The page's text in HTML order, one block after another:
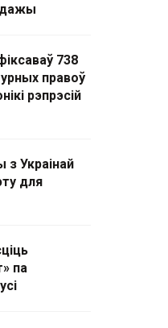
738
правоў
рэпрэсій
Украінай
для
па